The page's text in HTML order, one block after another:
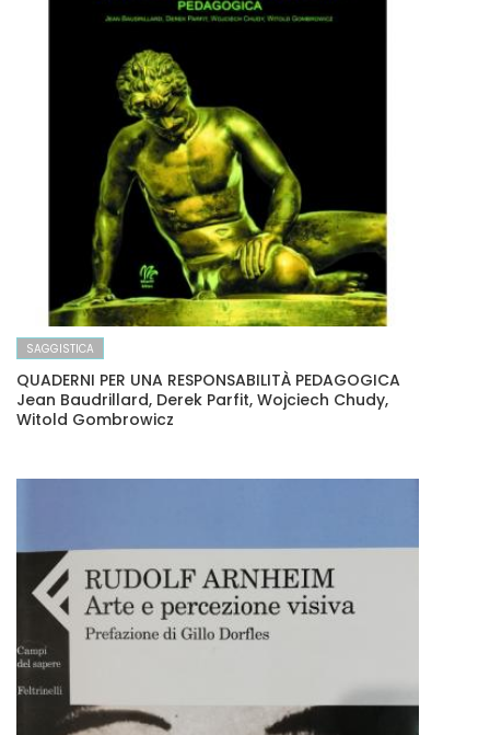
SAGGISTICA
QUADERNI PER UNA RESPONSABILITÀ PEDAGOGICA
Jean Baudrillard, Derek Parfit, Wojciech Chudy,
Witold Gombrowicz